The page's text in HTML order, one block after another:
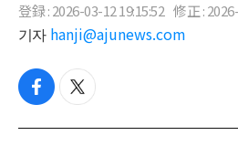
登録 : 2026-03-12 19:15:52 修正 :
기자 hanji@ajunews.com
f
c
t
i